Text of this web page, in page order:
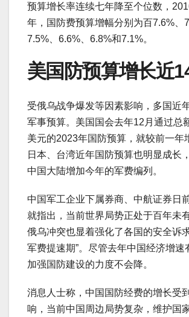
预算增长率连续七年降至个位数，
年，国防费预算增幅分别为百7.6%、
7.5%、6.6%、6.8%和7.1%。
美国防预算增长近
受俄乌战争爆发等因素影响，多国近
军事预算。美国国会去年12月通过总
美元的2023年国防预算，就较前一年
日本、台湾近年国防预算也明显成长
中国大陆增加今年的军费编列。
中国军工企业下属券商、中航证券日
就指出，当前世界局势正处于百年未
俄乌冲突也显着强化了各国的安全诉
军费提速期”。尽管去年中国经济增速
加强国防建设的力度不会降。
消息人士称，中国国防经费的增长受
响，当前中国周边局势复杂，维护国